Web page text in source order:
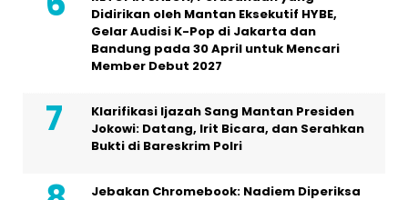
Didirikan oleh Mantan Eksekutif HYBE,
Gelar Audisi K-Pop di Jakarta dan
Bandung pada 30 April untuk Mencari
Member Debut 2027
Klarifikasi Ijazah Sang Mantan Presiden
Jokowi: Datang, Irit Bicara, dan Serahkan
Bukti di Bareskrim Polri
Jebakan Chromebook: Nadiem Diperiksa